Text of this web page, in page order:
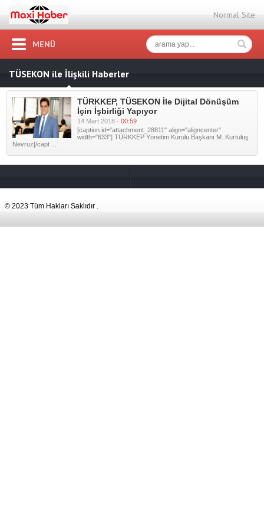
Normal Site
MENÜ
TÜSEKON ile İlişkili Haberler
TÜRKKEP, TÜSEKON İle Dijital Dönüşüm
İçin İşbirliği Yapıyor
14 Mart 2018 - 00:59
[caption id="attachment_28811" align="aligncenter"
width="633"] TÜRKKEP Yönetim Kurulu Başkanı M. Kurtuluş
Nevruz[/capt ...
© 2023 Tüm Hakları Saklıdır .